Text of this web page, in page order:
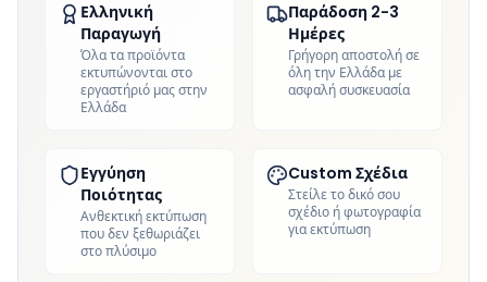
Ελληνική
Παραγωγή
Όλα τα προϊόντα
εκτυπώνονται στο
εργαστήριό μας στην
Ελλάδα
Παράδοση 2-3
Ημέρες
Γρήγορη αποστολή σε
όλη την Ελλάδα με
ασφαλή συσκευασία
Εγγύηση
Ποιότητας
Ανθεκτική εκτύπωση
που δεν ξεθωριάζει
στο πλύσιμο
Custom Σχέδια
Στείλε το δικό σου
σχέδιο ή φωτογραφία
για εκτύπωση